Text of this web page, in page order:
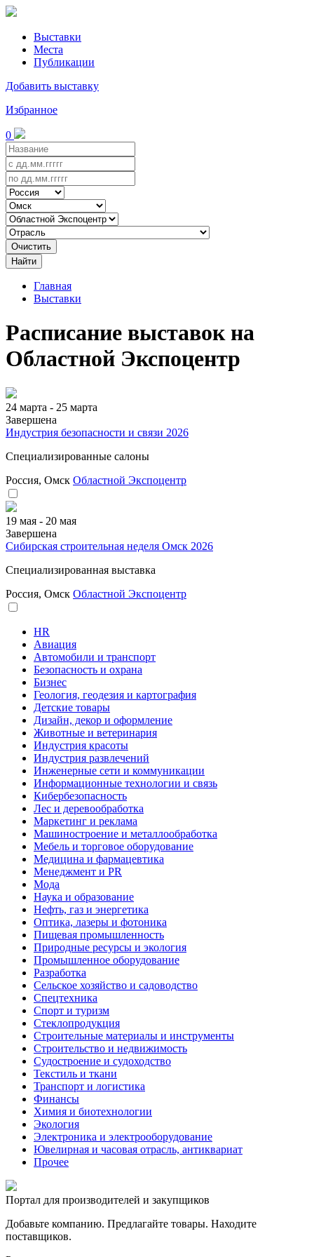
Выставки
Места
Публикации
Добавить выставку
Избранное
0
Очистить
Найти
Главная
Выставки
Расписание выставок на
Областной Экспоцентр
24 марта - 25 марта
Завершена
Индустрия безопасности и связи 2026
Специализированные салоны
Россия, Омск Областной Экспоцентр
19 мая - 20 мая
Завершена
Сибирская строительная неделя Омск 2026
Специализированная выставка
Россия, Омск Областной Экспоцентр
HR
Авиация
Автомобили и транспорт
Безопасность и охрана
Бизнес
Геология, геодезия и картография
Детские товары
Дизайн, декор и оформление
Животные и ветеринария
Индустрия красоты
Индустрия развлечений
Инженерные сети и коммуникации
Информационные технологии и связь
Кибербезопасность
Лес и деревообработка
Маркетинг и реклама
Машиностроение и металлообработка
Мебель и торговое оборудование
Медицина и фармацевтика
Менеджмент и PR
Мода
Наука и образование
Нефть, газ и энергетика
Оптика, лазеры и фотоника
Пищевая промышленность
Природные ресурсы и экология
Промышленное оборудование
Разработка
Сельское хозяйство и садоводство
Спецтехника
Спорт и туризм
Стеклопродукция
Строительные материалы и инструменты
Строительство и недвижимость
Судостроение и судоходство
Текстиль и ткани
Транспорт и логистика
Финансы
Химия и биотехнологии
Экология
Электроника и электрооборудование
Ювелирная и часовая отрасль, антиквариат
Прочее
Портал для производителей и закупщиков
Добавьте компанию. Предлагайте товары. Находите
поставщиков.